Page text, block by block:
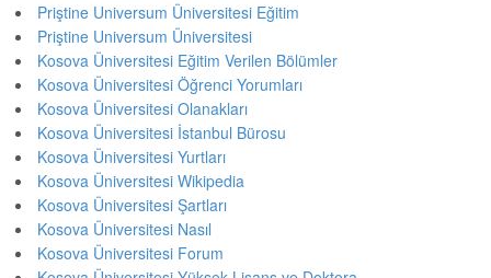
Priştine Universum Üniversitesi Eğitim
Priştine Universum Üniversitesi
Kosova Üniversitesi Eğitim Verilen Bölümler
Kosova Üniversitesi Öğrenci Yorumları
Kosova Üniversitesi Olanakları
Kosova Üniversitesi İstanbul Bürosu
Kosova Üniversitesi Yurtları
Kosova Üniversitesi Wikipedia
Kosova Üniversitesi Şartları
Kosova Üniversitesi Nasıl
Kosova Üniversitesi Forum